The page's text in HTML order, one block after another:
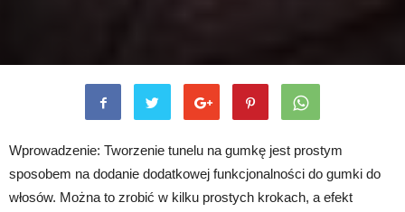
Wprowadzenie: Tworzenie tunelu na gumkę jest prostym
sposobem na dodanie dodatkowej funkcjonalności do gumki do
włosów. Można to zrobić w kilku prostych krokach, a efekt